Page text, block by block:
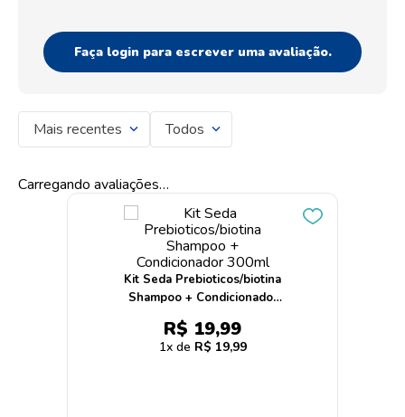
Faça login para escrever uma avaliação.
Mais recentes Todos
Carregando avaliações…
Kit Seda Prebioticos/biotina
Shampoo + Condicionador
R$ 19,99
1 R$ 19,99